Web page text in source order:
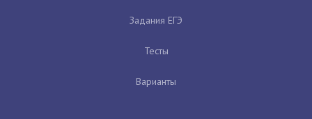
Задания ЕГЭ
Тесты
Варианты